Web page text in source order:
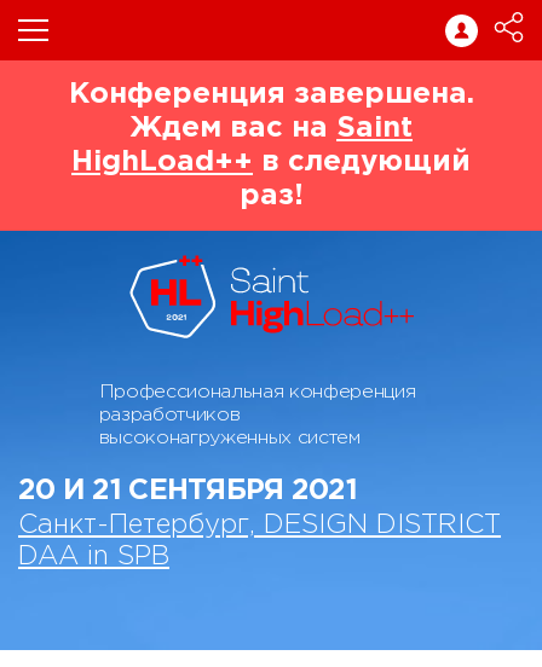
Конференция завершена.
Ждем вас на Saint
HighLoad++ в следующий
раз!
Профессиональная конференция
разработчиков
высоконагруженных систем
20 И 21 СЕНТЯБРЯ 2021
Санкт-Петербург, DESIGN DISTRICT
DAA in SPB